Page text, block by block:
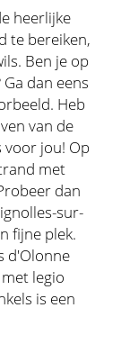
heerlijke
te bereiken,
Ben je op
dan eens
Heb
van de
voor jou! Op
met
dan
sur-
fijne plek.
d'Olonne
legio
is een